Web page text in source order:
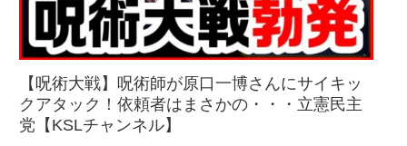
【呪術大戦】呪術師が原口一博さんにサイキッ
クアタック！依頼者はまさかの・・・立憲民主
党【KSLチャンネル】